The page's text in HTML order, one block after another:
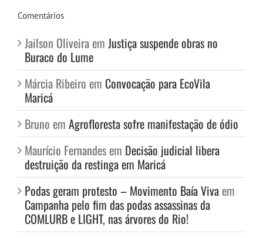
Comentários
Jailson Oliveira em Justiça suspende obras no
Buraco do Lume
Márcia Ribeiro em Convocação para EcoVila
Maricá
Bruno em Agrofloresta sofre manifestação de ódio
Maurício Fernandes em Decisão judicial libera
destruição da restinga em Maricá
Podas geram protesto – Movimento Baía Viva em
Campanha pelo fim das podas assassinas da
COMLURB e LIGHT, nas árvores do Rio!